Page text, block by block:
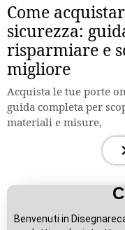
Come
sicurezza:
risparmiare e
migliore
Acquista le tue porte
guida completa per
materiali e misure,
Benvenuti in